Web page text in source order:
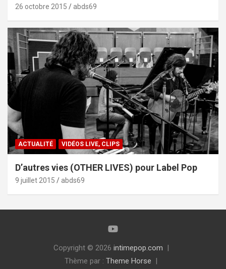
26 octobre 2015 abds69
ACTUALITÉ VIDÉOS LIVE, CLIPS
D’autres vies (OTHER LIVES) pour Label Pop
9 juillet 2015 abds69
Copyright © 2026 intimepop.com
Thème par : Theme Horse